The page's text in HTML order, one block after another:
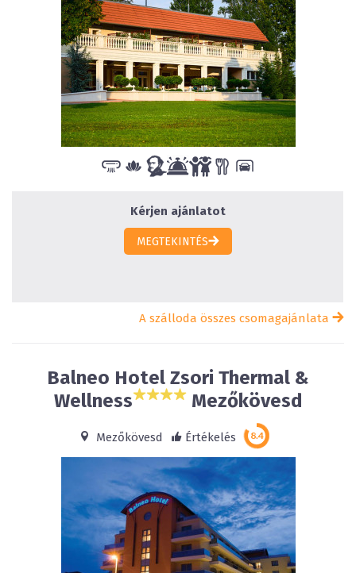
Kérjen ajánlatot
MEGTEKINTÉS
A szálloda összes csomagajánlata
Balneo Hotel Zsori Thermal &
Wellness
Mezőkövesd
Mezőkövesd Értékelés